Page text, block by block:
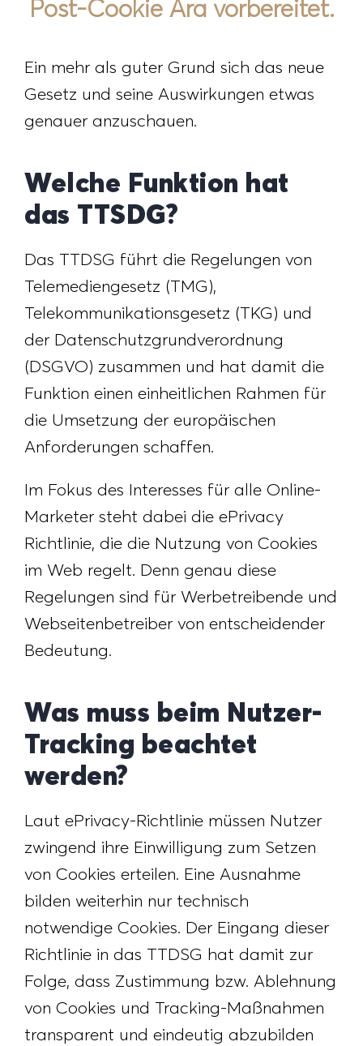
Post-Cookie Ära vorbereitet.
Ein mehr als guter Grund sich das neue
Gesetz und seine Auswirkungen etwas
genauer anzuschauen.
Welche Funktion hat
das TTSDG?
Das TTDSG führt die Regelungen von
Telemediengesetz (TMG),
Telekommunikationsgesetz (TKG) und
der Datenschutzgrundverordnung
(DSGVO) zusammen und hat damit die
Funktion einen einheitlichen Rahmen für
die Umsetzung der europäischen
Anforderungen schaffen.
Im Fokus des Interesses für alle Online-
Marketer steht dabei die ePrivacy
Richtlinie, die die Nutzung von Cookies
im Web regelt. Denn genau diese
Regelungen sind für Werbetreibende und
Webseitenbetreiber von entscheidender
Bedeutung.
Was muss beim Nutzer-
Tracking beachtet
werden?
Laut ePrivacy-Richtlinie müssen Nutzer
zwingend ihre Einwilligung zum Setzen
von Cookies erteilen. Eine Ausnahme
bilden weiterhin nur technisch
notwendige Cookies. Der Eingang dieser
Richtlinie in das TTDSG hat damit zur
Folge, dass Zustimmung bzw. Ablehnung
von Cookies und Tracking-Maßnahmen
transparent und eindeutig abzubilden